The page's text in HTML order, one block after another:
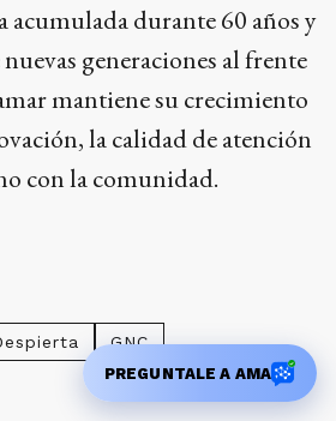
acumulada durante 60 años y
generaciones al frente
mantiene su crecimiento
la calidad de atención
con la comunidad.
GNC
PREGUNTALE A AMA